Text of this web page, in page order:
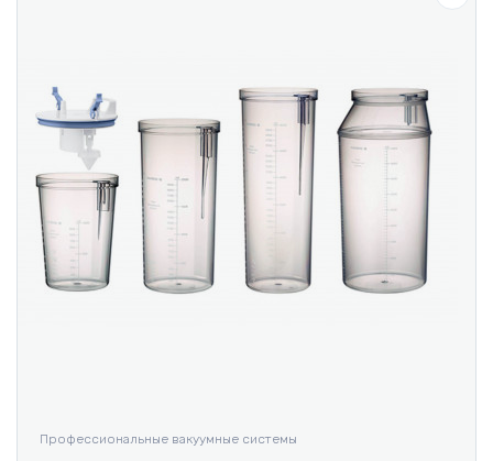
Профессиональные вакуумные системы